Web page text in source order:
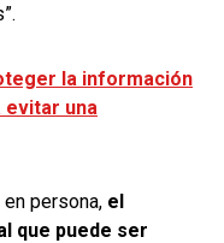
la información
evitar una
persona, el
que puede ser